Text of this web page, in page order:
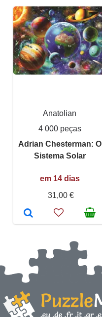
Anatolian
4 000 peças
Adrian Chesterman: O
Sistema Solar
em 14 dias
31,00 €